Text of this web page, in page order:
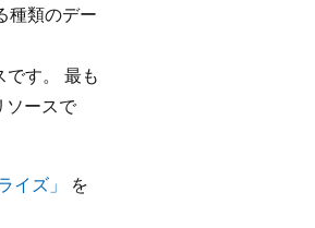
種類のデー
す。 最も
ソースで
イズ」
を